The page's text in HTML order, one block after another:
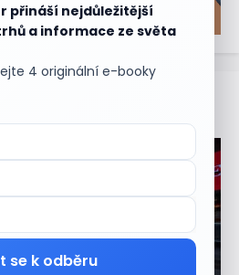
přináší nejdůležitější
a informace ze světa
4 originální e-booky
se k odběru